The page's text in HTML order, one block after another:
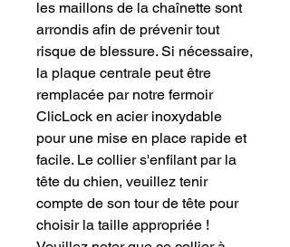
les maillons de la chaînette sont
arrondis afin de prévenir tout
risque de blessure. Si nécessaire,
la plaque centrale peut être
remplacée par notre fermoir
ClicLock en acier inoxydable
pour une mise en place rapide et
facile. Le collier s'enfilant par la
tête du chien, veuillez tenir
compte de son tour de tête pour
choisir la taille appropriée !